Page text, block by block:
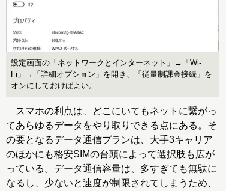
設定画面の「ネットワークとインターネット」→「Wi-
Fi」→「詳細オプション」を開き、「従量制課金接続」を
オンにしておけばよい。
スマホの利点は、どこにいてもネットに繋がっ
てあらゆるデータをやり取りできる点にある。そ
の要となるデータ通信プランは、大手3キャリア
のほかにも格安SIMの台頭によって選択肢も広が
っている。データ通信容量は、多すぎても無駄に
なるし、少ないと速度が制限されてしまうため、